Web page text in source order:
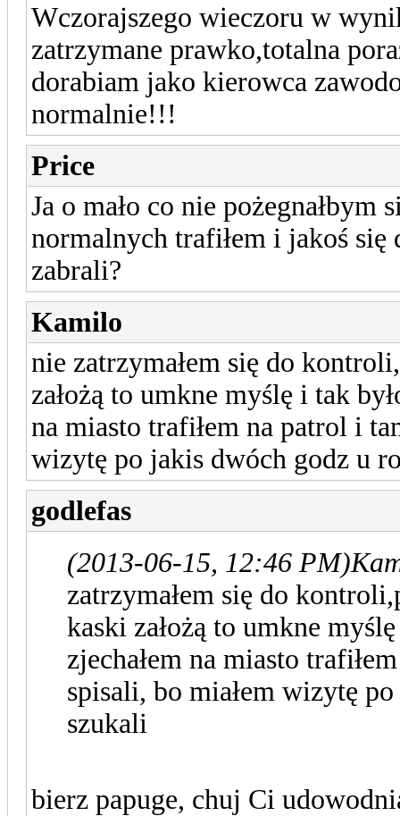
Wczorajszego wieczoru w
zatrzymane prawko,totalna
dorabiam jako kierowca
normalnie!!!
Price
Ja o mało co nie pożegnałbym
normalnych trafiłem i jakoś się
zabrali?
Kamilo
nie zatrzymałem się do
założą to umkne myślę i tak
na miasto trafiłem na patrol i
wizytę po jakis dwóch godz u
godlefas
(2013-06-15, 12:46 PM)
zatrzymałem się do
kaski założą to umkne
zjechałem na miasto
spisali, bo miałem wizytę
szukali
bierz papuge, chuj Ci